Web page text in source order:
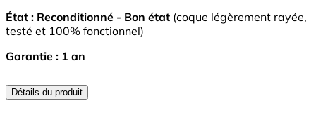
État : Reconditionné - Bon état (coque légèrement rayée,
testé et 100% fonctionnel)
Garantie : 1 an
Détails du produit